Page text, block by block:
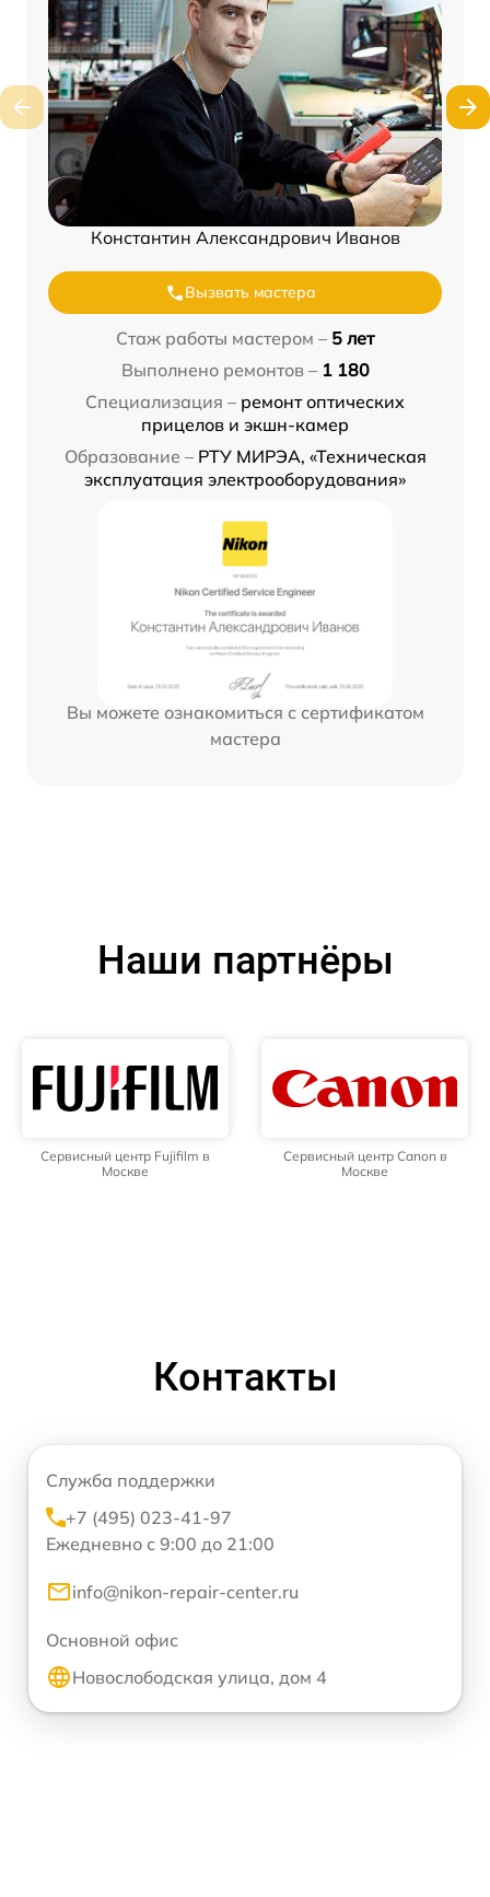
Константин Александрович Иванов
Вызвать мастера
Стаж работы мастером – 5 лет
Выполнено ремонтов – 1 180
Специализация – ремонт оптических
прицелов и экшн-камер
Образование – РТУ МИРЭА, «Техническая
эксплуатация электрооборудования»
Вы можете ознакомиться с сертификатом
мастера
Наши партнёры
Сервисный центр Fujifilm в
Москве
Сервисный центр Canon в
Москве
Контакты
Служба поддержки
+7 (495) 023-41-97
Ежедневно с 9:00 до 21:00
info@nikon-repair-center.ru
Основной офис
Новослободская улица, дом 4